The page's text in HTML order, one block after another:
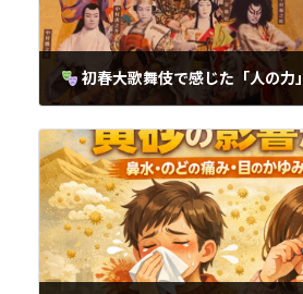
初春大歌舞伎で感じた「人の力」